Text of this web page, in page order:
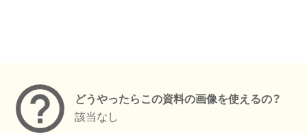
どうやったらこの資料の画像を使えるの？
該当なし